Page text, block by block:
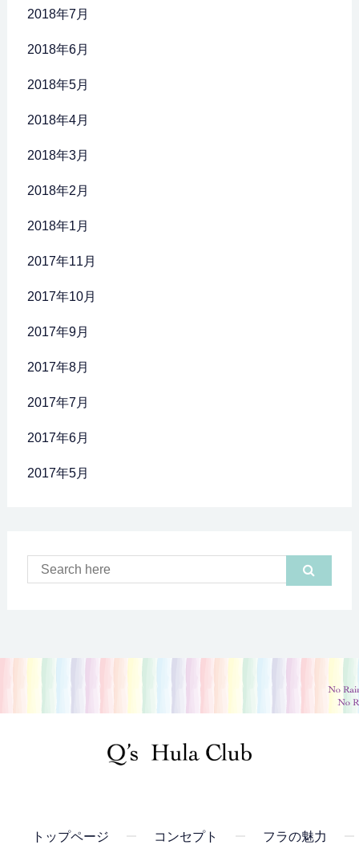
2018年7月
2018年6月
2018年5月
2018年4月
2018年3月
2018年2月
2018年1月
2017年11月
2017年10月
2017年9月
2017年8月
2017年7月
2017年6月
2017年5月
トップページ コンセプト フラの魅力